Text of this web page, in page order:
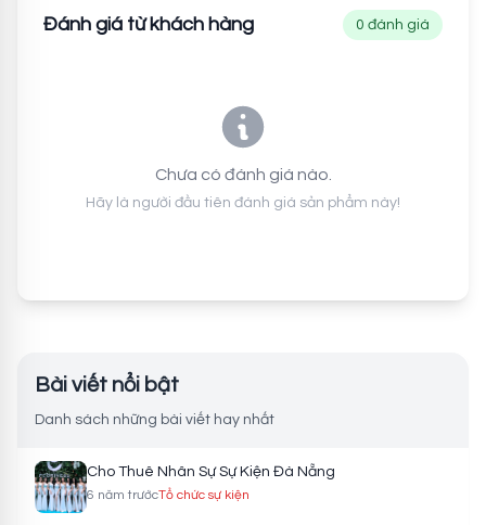
Đánh giá từ khách hàng 0 đánh giá
Chưa có đánh giá nào.
Hãy là người đầu tiên đánh giá sản phẩm này!
Bài viết nổi bật
Danh sách những bài viết hay nhất
Cho Thuê Nhân Sự Sự Kiện Đà Nẵng
6 năm trướcTổ chức sự kiện